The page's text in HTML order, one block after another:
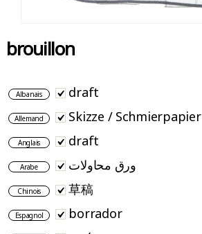
brouillon
Albanais draft
Allemand Skizze / Schmierpapier
Anglais draft
Arabe ورق محاولات
Chinois 草稿
Espagnol borrador